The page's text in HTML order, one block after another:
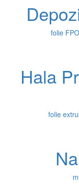
folie FPO
Hala
folie